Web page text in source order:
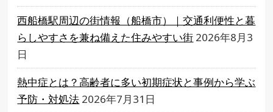
西船橋駅周辺の街情報（船橋市）｜交通利便性と暮
らしやすさを兼ね備えた住みやすい街 2026年8月3
日
熱中症とは？高齢者に多い初期症状と事例から学ぶ
予防・対処法 2026年7月31日